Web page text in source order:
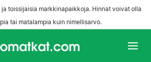
ja toissijaisia markkinapaikkoja. Hinnat voivat olla
tai matalampia kuin nimellisarvo.